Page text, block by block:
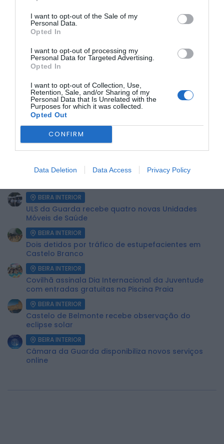
I want to opt-out of the Sale of my
Personal Data.
Opted In
I want to opt-out of processing my
Personal Data for Targeted Advertising.
Opted In
I want to opt-out of Collection, Use,
Retention, Sale, and/or Sharing of my
Personal Data that Is Unrelated with the
Purposes for which it was collected.
Opted Out
CONFIRM
Data Deletion Data Access Privacy Policy
Participe e Ajude a Salvar VidasA participação da
comunidade é crucial. Venha até à sede do Grupo
Humanitário Dadores de Sangue da Covilhã e contribua
para esta causa nobre. A sua ajuda pode fazer a diferença
na vida de muitos doentes.
Para mais informações, contacte o grupo através dos
ÚLTIMA HORA:
ECONOMIA
Preços dos combustíveis podem cair mais de 12
Centum Cellas entra na fase decisiva das Novas 7
BEIRA INTERIOR
ULS da Guarda recebe quatro novas Unidades
Móveis de Saúde
BEIRA INTERIOR
Dois detidos por tráfico de estupefacientes em
Castelo Branco
BEIRA INTERIOR
Covilhã assinala Dia Internacional da Juventude
com entradas gratuitas na Piscina Praia
BEIRA INTERIOR
Castelo de Belmonte recebe observação do
eclipse solar
BEIRA INTERIOR
Câmara da Guarda disponibiliza novos serviços
online